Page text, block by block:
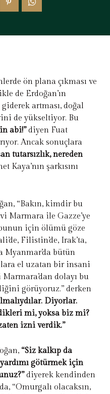
ön plana çıkması ve
de Erdoğan’ın
artması, doğal
de yükseltiyor. Bu
abi!”diyen Fuat
Ancak sonuçlara
tutarsızlık, nereden
Kaya’nın şarkısını
“Bakın, kimdir bu
Marmara ile Gazze’ye
için ölümü göze
Filistin’de, Irak’ta,
Myanmar’da bütün
el uzatan bir insani
dolayı bu
görüyoruz.” derken
Diyorlar.
mi, yoksa biz mi?
izni verdik.”
“Siz kalkıp da
götürmek için
diyerek kendinden
“Omurgalı olacaksın,